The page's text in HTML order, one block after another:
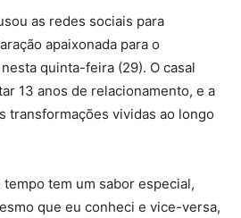
as redes sociais para
apaixonada para o
nesta quinta-feira (29). O casal
13 anos de relacionamento, e a
transformações vividas ao longo
tempo tem um sabor especial,
que eu conheci e vice-versa,